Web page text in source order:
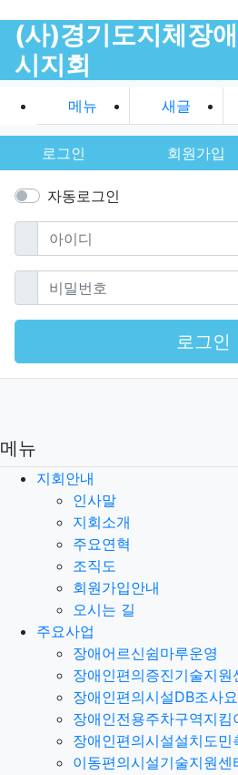
(사)경기도지체장
시지회
메뉴 새글
로그인 회원가입
자동로그인
아이디필수
비밀번호필수
로그인
메뉴
지회안내
인사말
지회소개
주요연혁
조직도
회원가입안내
오시는 길
주요사업
장애어르신쉼마루운영
장애인편의증진기술지원
장애인편의시설DB조사
장애인전용주차구역지킴
장애인편의시설설치도민
이동편의시설기술지원센